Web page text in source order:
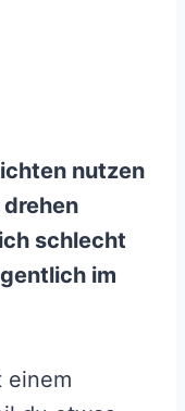
nutzen
schlecht
im
einem